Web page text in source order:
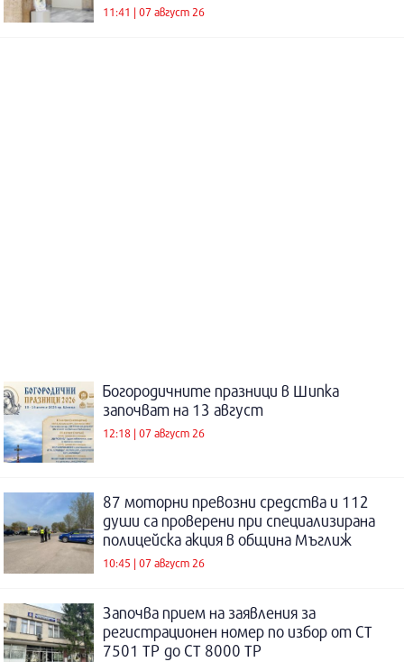
11:41 | 07 август 26
Богородичните празници в Шипка
започват на 13 август
12:18 | 07 август 26
87 моторни превозни средства и 112
души са проверени при специализирана
полицейска акция в община Мъглиж
10:45 | 07 август 26
Започва прием на заявления за
регистрационен номер по избор от СТ
7501 ТР до СТ 8000 ТР